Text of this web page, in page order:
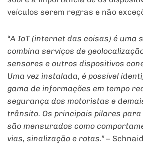
veículos serem regras e não
“A IoT (internet das coisas) é uma
combina serviços de
sensores e outros dispositivos
Uma vez instalada, é possível
gama de informações em tempo
segurança dos motoristas e
trânsito. Os principais pilares
são mensurados como
vias, sinalização e rotas.” –